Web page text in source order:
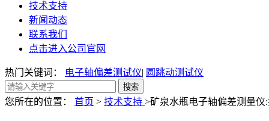
技术支持
新闻动态
联系我们
点击进入公司官网
热门关键词： 电子轴偏差测试仪| 圆跳动测试仪
您所在的位置： 首页 > 技术支持 >矿泉水瓶电子轴偏差测量仪